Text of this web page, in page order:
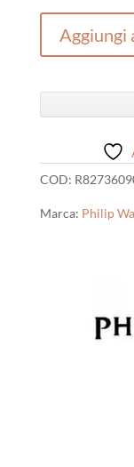
quantità
Aggiungi
COD:
Marca: Philip